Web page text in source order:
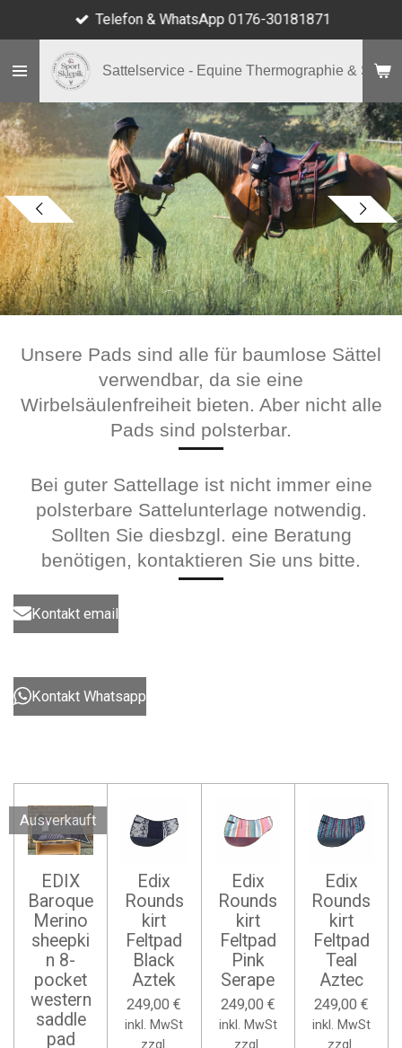
Hauptinhalt
springen
Sattelservice - Equine Thermographie & Shop
Telefon & WhatsApp 0176-30181871
Unsere Pads sind alle für baumlose Sättel
verwendbar, da sie eine
Wirbelsäulenfreiheit bieten. Aber nicht alle
Pads sind polsterbar.
Bei guter Sattellage ist nicht immer eine
polsterbare Sattelunterlage notwendig.
Sollten Sie diesbzgl. eine Beratung
benötigen, kontaktieren Sie uns bitte.
Kontakt email
Kontakt Whatsapp
Ausverkauft
EDIX
Baroque
Merino
sheepki
n 8-
pocket
western
saddle
pad
Edix
Rounds
kirt
Feltpad
Black
Aztek
249,00 €
inkl. MwSt
zzgl.
Edix
Rounds
kirt
Feltpad
Pink
Serape
249,00 €
inkl. MwSt
zzgl.
Edix
Rounds
kirt
Feltpad
Teal
Aztec
249,00 €
inkl. MwSt
zzgl.